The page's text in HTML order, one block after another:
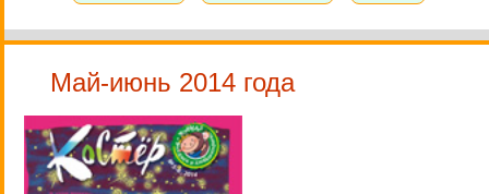
Май-июнь 2014 года